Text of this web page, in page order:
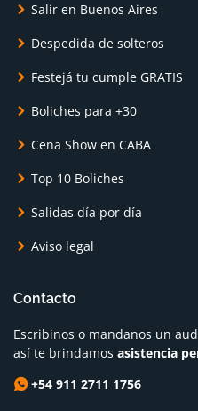
Salir en Buenos Aires
Despedida de solteros
Festejá tu cumple GRATIS
Boliches para +30
Cena Show en CABA
Top 10 Boliches
Salidas día por día
Aviso legal
Contacto
Escribinos o mandanos un
así te brindamos asistencia
+54 911 2711 1756